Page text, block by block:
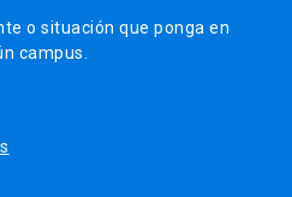
o situación que ponga en
campus.